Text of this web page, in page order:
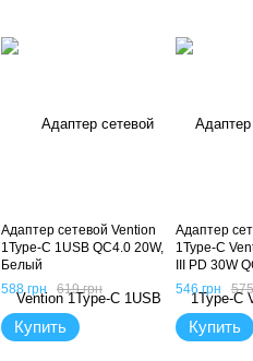
Адаптер сетевой Vention
1Type-C 1USB QC4.0 20W,
Белый
588 грн
619 грн
Купить
Адаптер
1Type-C
III PD 30W
546 грн
Купить